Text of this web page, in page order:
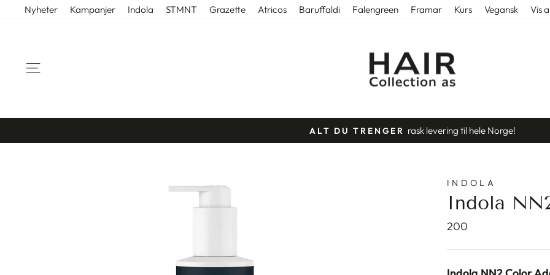
Nyheter Kampanjer Indola STMNT Grazette Atricos Baruffaldi Falengreen Framar Kurs Vegansk Vis
Stopp
ALT DU TRENGER rask levering til hele Norge!
INDOLA
Indola
200